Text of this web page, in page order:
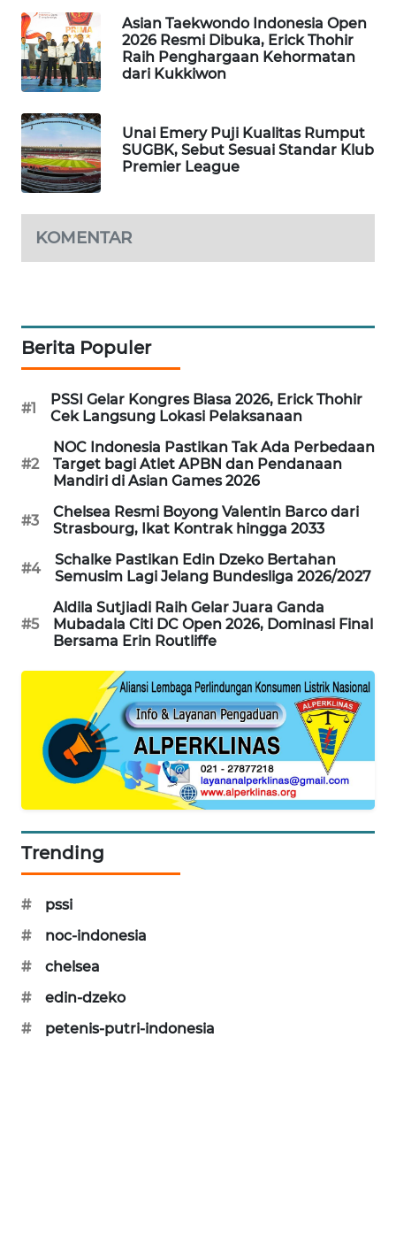
Asian Taekwondo Indonesia Open
2026 Resmi Dibuka, Erick Thohir
Raih Penghargaan Kehormatan
dari Kukkiwon
Unai Emery Puji Kualitas Rumput
SUGBK, Sebut Sesuai Standar Klub
Premier League
KOMENTAR
Berita Populer
#1
PSSI Gelar Kongres Biasa 2026, Erick Thohir
Cek Langsung Lokasi Pelaksanaan
#2
NOC Indonesia Pastikan Tak Ada Perbedaan
Target bagi Atlet APBN dan Pendanaan
Mandiri di Asian Games 2026
#3
Chelsea Resmi Boyong Valentin Barco dari
Strasbourg, Ikat Kontrak hingga 2033
#4
Schalke Pastikan Edin Dzeko Bertahan
Semusim Lagi Jelang Bundesliga 2026/2027
#5
Aldila Sutjiadi Raih Gelar Juara Ganda
Mubadala Citi DC Open 2026, Dominasi Final
Bersama Erin Routliffe
Trending
#
pssi
#
noc-indonesia
#
chelsea
#
edin-dzeko
#
petenis-putri-indonesia
WAHANA
HEALTH
WAHANA
DESA
WISATA
LAPAK
WAHANA
Network
MASYARAKAT
KELISTRIKAN
WALINKI
MAWAKA
NET
PLN
WATCH
LPKKI
LKKI
FORWAMKI
FORJASIDA